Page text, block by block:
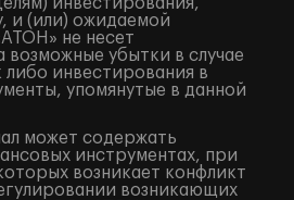
и (или) ожидаемой
не несет
возможные убытки в случае
инвестирования в
упомянутые в данной
может содержать
инструментах, при
возникает конфликт
возникающих